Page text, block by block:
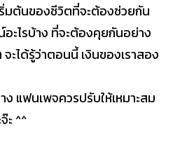
มต้นของชีวิตที่จะต้องช่วยกัน
อะไรบ้าง ที่จะต้องคุยกันอย่าง
ะได้รู้ว่าตอนนี้ เงินของเราสอง
แฟนเพจควรปรับให้เหมาะสม
ะ ^^